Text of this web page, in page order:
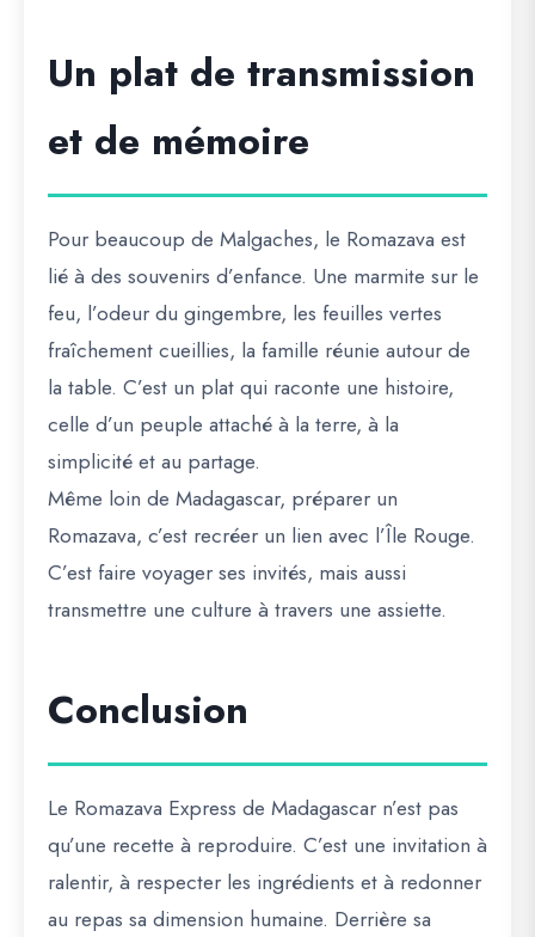
Un plat de transmission
et de mémoire
Pour beaucoup de Malgaches, le Romazava est
lié à des souvenirs d’enfance. Une marmite sur le
feu, l’odeur du gingembre, les feuilles vertes
fraîchement cueillies, la famille réunie autour de
la table. C’est un plat qui raconte une histoire,
celle d’un peuple attaché à la terre, à la
simplicité et au partage.
Même loin de Madagascar, préparer un
Romazava, c’est recréer un lien avec l’Île Rouge.
C’est faire voyager ses invités, mais aussi
transmettre une culture à travers une assiette.
Conclusion
Le Romazava Express de Madagascar n’est pas
qu’une recette à reproduire. C’est une invitation à
ralentir, à respecter les ingrédients et à redonner
au repas sa dimension humaine. Derrière sa